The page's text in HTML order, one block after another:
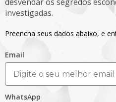
investigadas.
Preencha seus dados abaixo, e
Email
WhatsApp